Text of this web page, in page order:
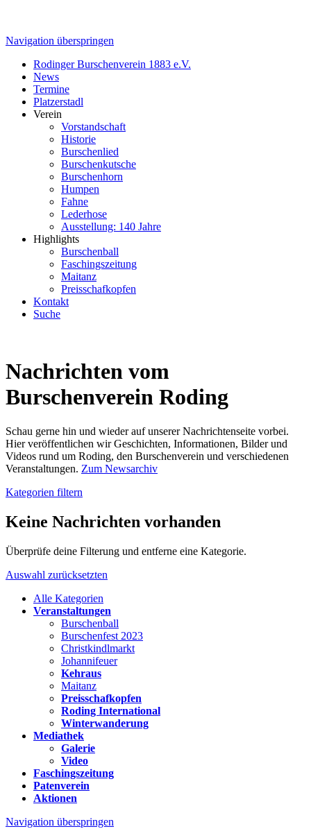
Navigation überspringen
Rodinger Burschenverein 1883 e.V.
News
Termine
Platzerstadl
Verein
Vorstandschaft
Historie
Burschenlied
Burschenkutsche
Burschenhorn
Humpen
Fahne
Lederhose
Ausstellung: 140 Jahre
Highlights
Burschenball
Faschingszeitung
Maitanz
Preisschafkopfen
Kontakt
Suche
Nachrichten vom
Burschenverein Roding
Schau gerne hin und wieder auf unserer Nachrichtenseite vorbei.
Hier veröffentlichen wir Geschichten, Informationen, Bilder und
Videos rund um Roding, den Burschenverein und verschiedenen
Veranstaltungen. Zum Newsarchiv
Kategorien filtern
Keine Nachrichten vorhanden
Überprüfe deine Filterung und entferne eine Kategorie.
Auswahl zurücksetzten
Alle Kategorien
Veranstaltungen
Burschenball
Burschenfest 2023
Christkindlmarkt
Johannifeuer
Kehraus
Maitanz
Preisschafkopfen
Roding International
Winterwanderung
Mediathek
Galerie
Video
Faschingszeitung
Patenverein
Aktionen
Navigation überspringen